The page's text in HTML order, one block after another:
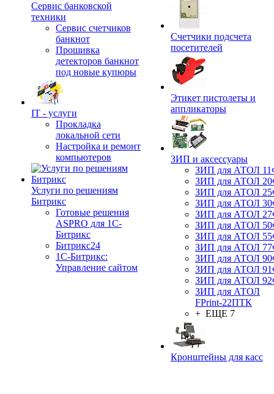
Сервис банковской
техники
Сервис счетчиков
банкнот
Прошивка
детекторов банкнот
под новые купюры
IT - услуги
Прокладка
локальной сети
Настройка и ремонт
компьютеров
Услуги по решениям
Битрикс
Готовые решения
ASPRO для 1С-
Битрикс
Битрикс24
1С-Битрикс:
Управление сайтом
Счетчики подсчета
посетителей
Этикет пистолеты и
аппликаторы
ЗИП и аксессуары
ЗИП для АТОЛ
ЗИП для АТОЛ
ЗИП для АТОЛ
ЗИП для АТОЛ
ЗИП для АТОЛ
ЗИП для АТОЛ
ЗИП для АТОЛ
ЗИП для АТОЛ
ЗИП для АТОЛ
ЗИП для АТОЛ
ЗИП для АТОЛ
ЗИП для АТОЛ
FPrint-22ПТК
+ ЕЩЕ 7
Кронштейны для касс